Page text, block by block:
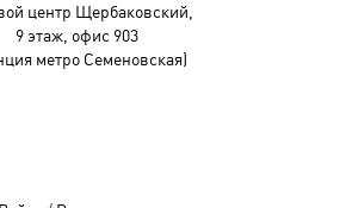
центр Щербаковский,
9 этаж, офис 903
метро Семеновская)